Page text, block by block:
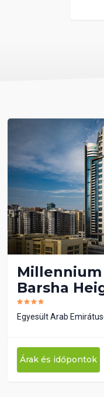
Millennium
Barsha
Egyesült Arab
Árak és időpontok